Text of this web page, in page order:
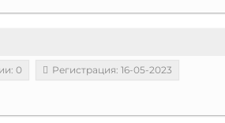
0 Регистрация: 16-05-2023